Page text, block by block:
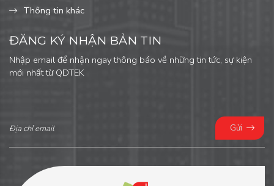
Thông tin khác
ĐĂNG KÝ NHẬN BẢN TIN
Nhập email để nhận ngay thông báo về những tin tức, sự kiện
mới nhất từ QDTEK
Gửi